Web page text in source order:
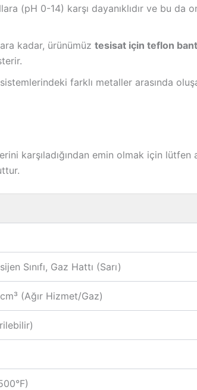
(pH 0-14) karşı dayanıklıdır ve bu da
kadar, ürünümüz tesisat için teflon bant
farklı metaller arasında
karşıladığından emin olmak için lütfen
Sınıfı, Gaz Hattı (Sarı)
(Ağır Hizmet/Gaz)